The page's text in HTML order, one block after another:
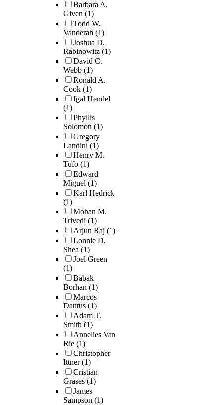
Barbara A.
Given (1)
Todd W.
Vanderah (1)
Joshua D.
Rabinowitz (1)
David C.
Webb (1)
Ronald A.
Cook (1)
Igal Hendel
(1)
Phyllis
Solomon (1)
Gregory
Landini (1)
Henry M.
Tufo (1)
Edward
Miguel (1)
Karl Hedrick
(1)
Mohan M.
Trivedi (1)
Arjun Raj (1)
Lonnie D.
Shea (1)
Joel Green
(1)
Babak
Borhan (1)
Marcos
Dantus (1)
Adam T.
Smith (1)
Annelies Van
Rie (1)
Christopher
Ittner(1)
Cristian
Grases (1)
James
Sampson (1)